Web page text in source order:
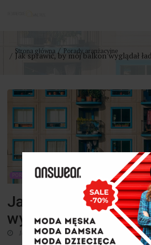
Strona główna Porady aranżacyjne
Jak sprawić, by mój balkon wyglądał
PORADY ARANŻACYJNE
Jak sprawić, by mój
wyglądał ładnie?
10 czerwca 2025
0